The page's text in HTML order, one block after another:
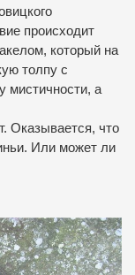
происходит
который на
толпу с
мистичности, а
Оказывается, что
Или может ли